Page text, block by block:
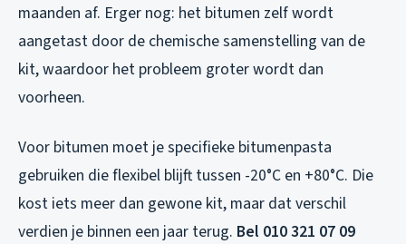
maanden af. Erger nog: het bitumen zelf wordt
aangetast door de chemische samenstelling van de
kit, waardoor het probleem groter wordt dan
voorheen.
Voor bitumen moet je specifieke bitumenpasta
gebruiken die flexibel blijft tussen -20°C en +80°C. Die
kost iets meer dan gewone kit, maar dat verschil
verdien je binnen een jaar terug. Bel 010 321 07 09